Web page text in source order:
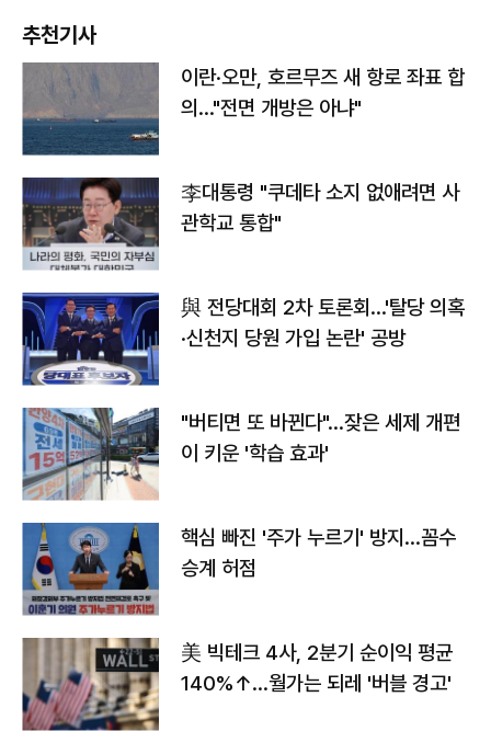
추천기사
이란·오만, 호르무즈 새 항로 좌표 합
의…"전면 개방은 아냐"
李대통령 "쿠데타 소지 없애려면 사
관학교 통합"
與 전당대회 2차 토론회…'탈당 의혹
·신천지 당원 가입 논란' 공방
"버티면 또 바뀐다"…잦은 세제 개편
이 키운 '학습 효과'
핵심 빠진 '주가 누르기' 방지…꼼수
승계 허점
美 빅테크 4사, 2분기 순이익 평균
140%↑…월가는 되레 '버블 경고'